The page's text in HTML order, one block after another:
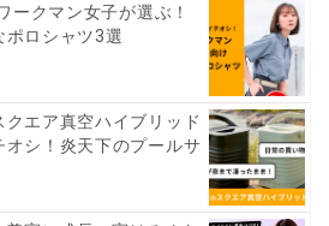
ークマン女子が選ぶ！
ポロシャツ3選
クエア真空ハイブリッド
オシ！炎天下のプールサ